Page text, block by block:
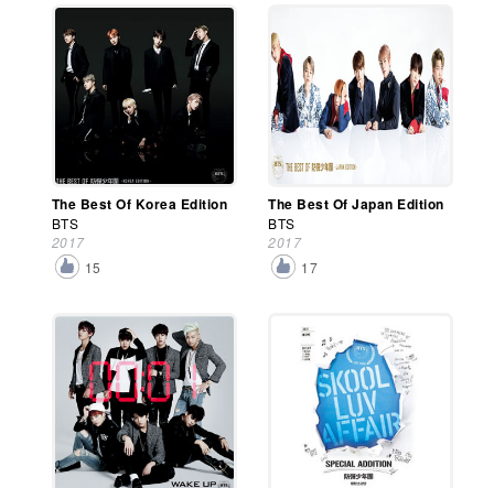
The Best Of Korea Edition
BTS
2017
15
The Best Of Japan Edition
BTS
2017
17